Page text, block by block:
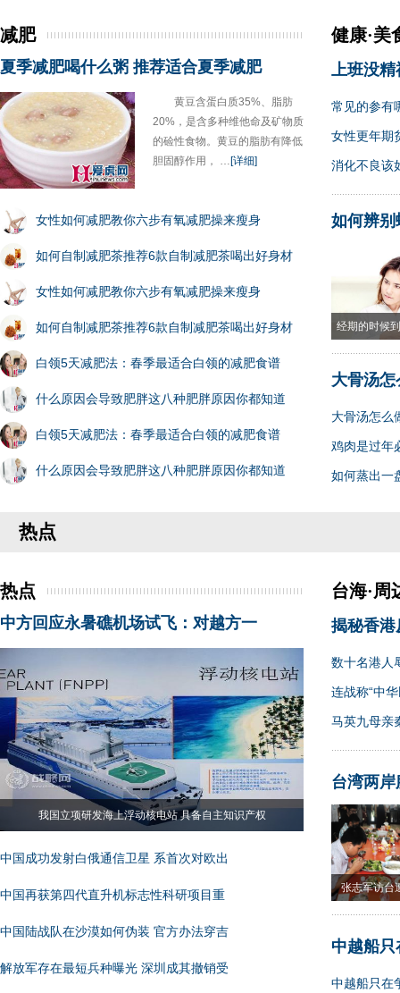
减肥
夏季减肥喝什么粥 推荐适合夏季减肥
黄豆含蛋白质35%、脂肪
20%，是含多种维他命及矿物质
的硷性食物。黄豆的脂肪有降低
胆固醇作用， …[详细]
女性如何减肥教你六步有氧减肥操来瘦身
如何自制减肥茶推荐6款自制减肥茶喝出好身材
女性如何减肥教你六步有氧减肥操来瘦身
如何自制减肥茶推荐6款自制减肥茶喝出好身材
白领5天减肥法：春季最适合白领的减肥食谱
什么原因会导致肥胖这八种肥胖原因你都知道
白领5天减肥法：春季最适合白领的减肥食谱
什么原因会导致肥胖这八种肥胖原因你都知道
健康·美
上班没精
常见的参有
女性更年期
消化不良该
如何辨别
经期的时候
大骨汤
大骨汤怎么
鸡肉是过年
如何蒸出一
热点
热点
中方回应永暑礁机场试飞：对越方一
我国立项研发海上浮动核电站 具备自主知识产权
中国成功发射白俄通信卫星 系首次对欧出
中国再获第四代直升机标志性科研项目重
中国陆战队在沙漠如何伪装 官方办法穿吉
解放军存在最短兵种曝光 深圳成其撤销受
台海·周
揭秘香港
数十名港人
连战称“中
马英九母亲
台湾两
张志军访台
果
中越船
中越船只在